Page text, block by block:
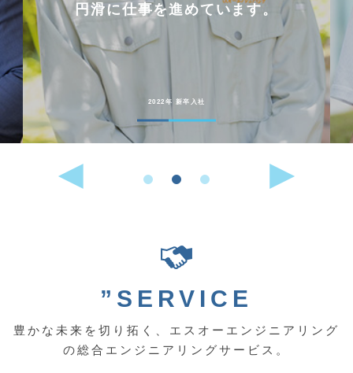
円滑に仕事を進めています。
2022年 新卒入社
”SERVICE
豊かな未来を切り拓く、エスオーエンジニアリング
の総合エンジニアリングサービス。